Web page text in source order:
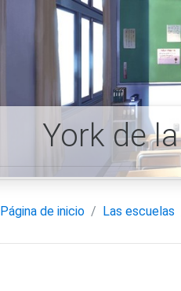
York de
Página de inicio Las escuelas